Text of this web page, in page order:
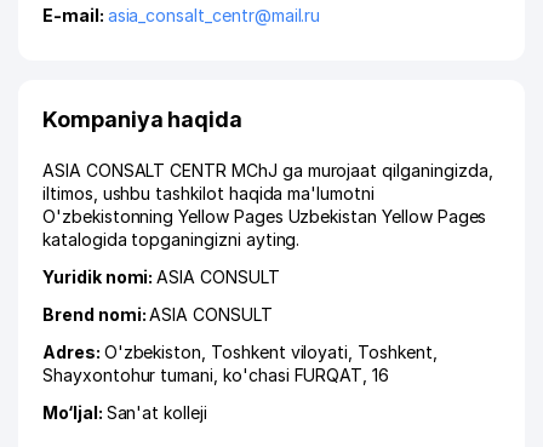
E-mail: asia_consalt_centr@mail.ru
Kompaniya haqida
ASIA CONSALT CENTR MChJ ga murojaat qilganingizda,
iltimos, ushbu tashkilot haqida ma'lumotni
O'zbekistonning Yellow Pages Uzbekistan Yellow Pages
katalogida topganingizni ayting.
Yuridik nomi:ASIA CONSULT
Brend nomi:ASIA CONSULT
Adres: O'zbekiston, Toshkent viloyati Toshkent
Shayxontohur tumani ko'chasi FURQAT , 16
Mo‘ljal: San'at kolleji